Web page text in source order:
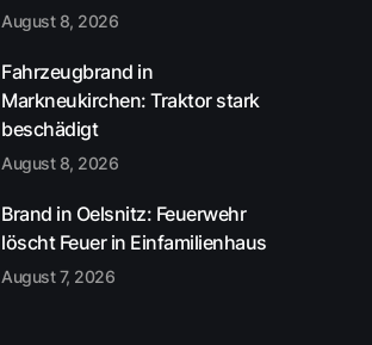
August 8, 2026
Fahrzeugbrand in
Markneukirchen: Traktor stark
beschädigt
August 8, 2026
Brand in Oelsnitz: Feuerwehr
löscht Feuer in Einfamilienhaus
August 7, 2026